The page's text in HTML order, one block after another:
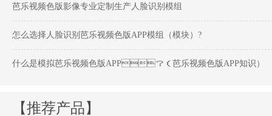
芭乐视频色版影像专业定制生产人脸识别模组
怎么选择人脸识别芭乐视频色版APP模组（模块）?
什么是模拟芭乐视频色版APP？（芭乐视频色版APP知识）
【推荐产品】